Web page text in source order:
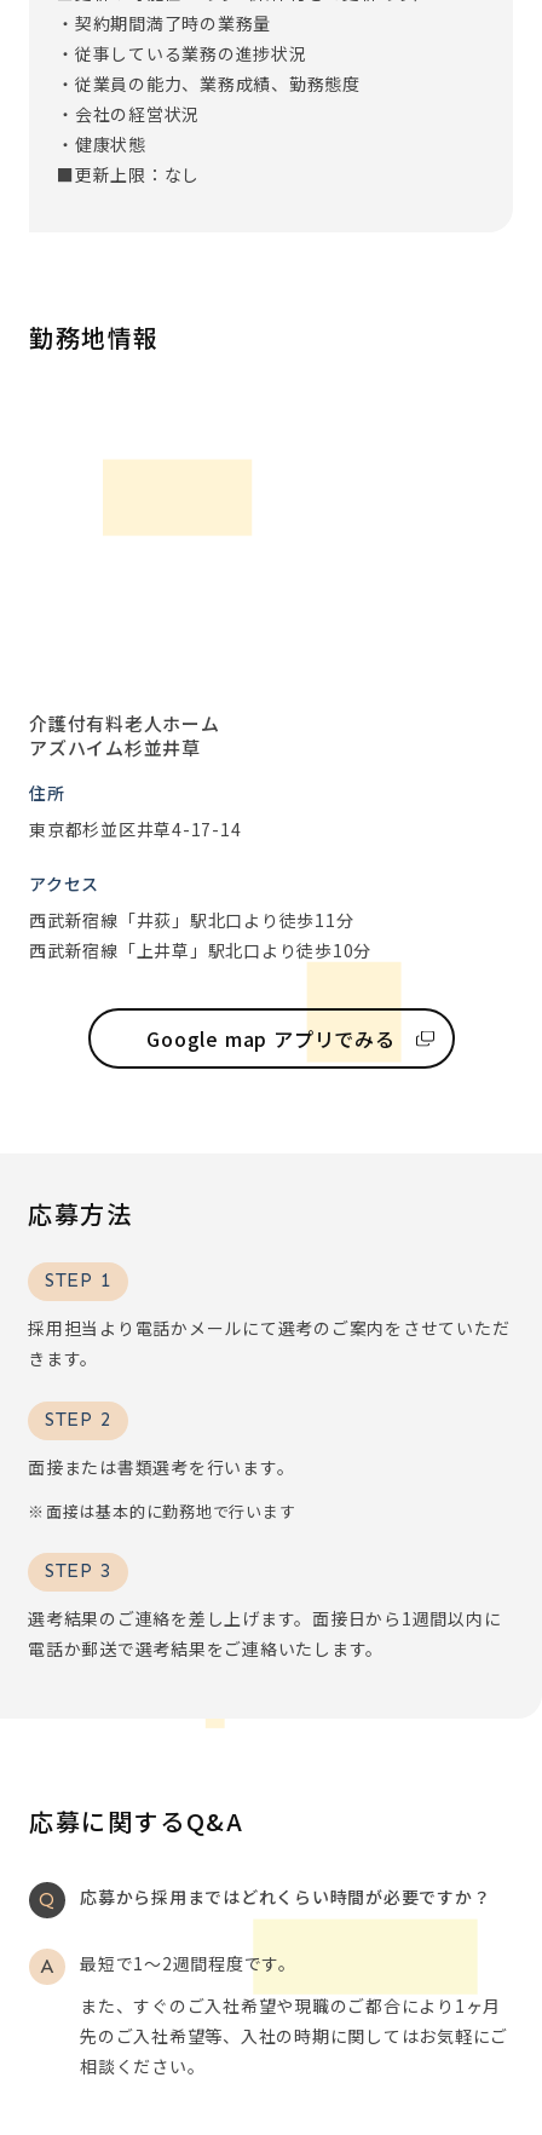
・契約期間満了時の業務量
・従事している業務の進捗状況
・従業員の能力、業務成績、勤務態度
・会社の経営状況
・健康状態
■更新上限：なし
勤務地情報
介護付有料老人ホーム
アズハイム杉並井草
住所
東京都杉並区井草4-17-14
アクセス
西武新宿線「井荻」駅北口より徒歩11分
西武新宿線「上井草」駅北口より徒歩10分
Google map アプリでみる
応募方法
STEP 1
採用担当より電話かメールにて選考のご案内をさせていただ
きます。
STEP 2
面接または書類選考を行います。
面接は基本的に勤務地で行います
STEP 3
選考結果のご連絡を差し上げます。面接日から1週間以内に
電話か郵送で選考結果をご連絡いたします。
応募に関するQ&A
応募から採用まではどれくらい時間が必要ですか？
最短で1～2週間程度です。
また、すぐのご入社希望や現職のご都合により1ヶ月
先のご入社希望等、入社の時期に関してはお気軽にご
相談ください。